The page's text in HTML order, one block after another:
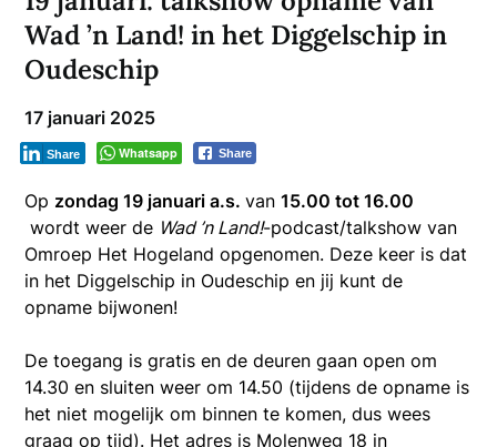
Wad ’n Land! in het Diggelschip in
Oudeschip
17 januari 2025
Whatsapp Share
Share
Op zondag 19 januari a.s.van15.00 tot 16.00
wordt weer de Wad ’n Land!-podcast/talkshow van
Omroep Het Hogeland opgenomen. Deze keer is dat
in het Diggelschip in Oudeschip en jij kunt de
opname bijwonen!
De toegang is gratis en de deuren gaan open om
14.30 en sluiten weer om 14.50 (tijdens de opname is
het niet mogelijk om binnen te komen, dus wees
graag op tijd). Het adres is Molenweg 18 in